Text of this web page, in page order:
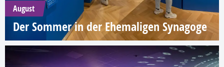
August
Der Sommer in der Ehemaligen Synagoge